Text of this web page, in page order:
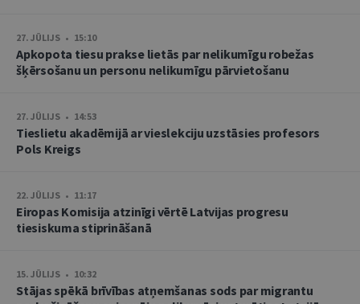
27. JŪLIJS • 15:10
Apkopota tiesu prakse lietās par nelikumīgu robežas
šķērsošanu un personu nelikumīgu pārvietošanu
27. JŪLIJS • 14:53
Tieslietu akadēmijā ar vieslekciju uzstāsies profesors
Pols Kreigs
22. JŪLIJS • 11:17
Eiropas Komisija atzinīgi vērtē Latvijas progresu
tiesiskuma stiprināšanā
15. JŪLIJS • 10:32
Stājas spēkā brīvības atņemšanas sods par migrantu